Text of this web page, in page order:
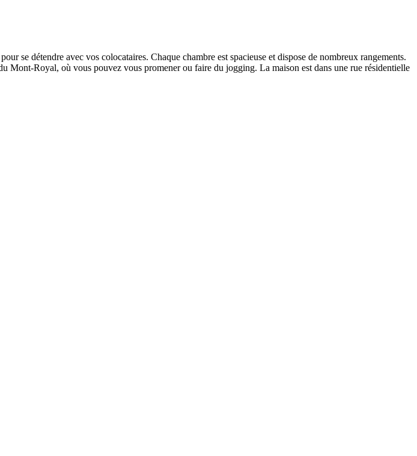
se détendre avec vos colocataires. Chaque chambre est spacieuse et dispose de nombreux rangements.
Mont-Royal, où vous pouvez vous promener ou faire du jogging. La maison est dans une rue résidentielle